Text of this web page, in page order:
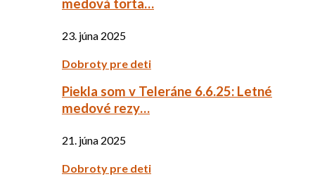
medová torta…
23. júna 2025
Dobroty pre deti
Piekla som v Teleráne 6.6.25: Letné
medové rezy…
21. júna 2025
Dobroty pre deti